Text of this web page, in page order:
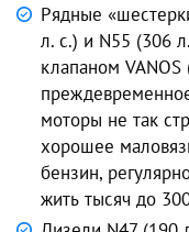
Рядные
л. с.) и N55 (306
клапаном
моторы не так
хорошее
бензин,
жить тысяч до